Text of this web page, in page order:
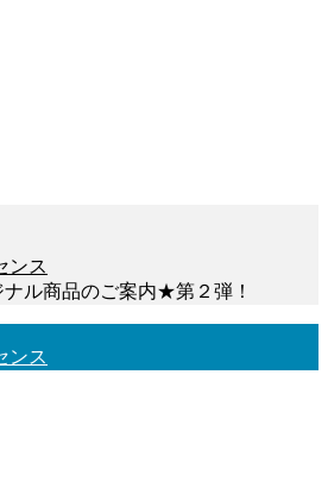
ンス
ル商品のご案内★第２弾！
ンス